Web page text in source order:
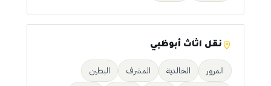
نقل اثاث أبوظبي
المرور الخالدية المشرف
البطين